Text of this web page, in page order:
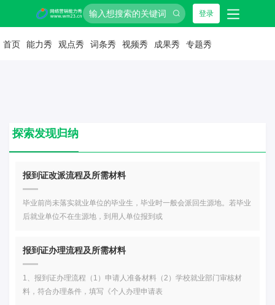
登录
首页 能力秀 观点秀 词条秀 视频秀 成果秀 专题秀
探索发现归纳
报到证改派流程及所需材料
毕业前尚未落实就业单位的毕业生，毕业时一般会派回生源地。若毕业
后就业单位不在生源地，到用人单位报到或
报到证办理流程及所需材料
1、报到证办理流程（1）申请人准备材料（2）学校就业部门审核材
料，符合办理条件，填写《个人办理申请表